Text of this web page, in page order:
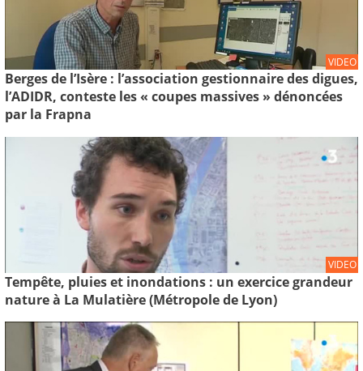
VIDEO
Berges de l’Isère : l’association gestionnaire des digues,
l’ADIDR, conteste les « coupes massives » dénoncées
par la Frapna
VIDEO
Tempête, pluies et inondations : un exercice grandeur
nature à La Mulatière (Métropole de Lyon)